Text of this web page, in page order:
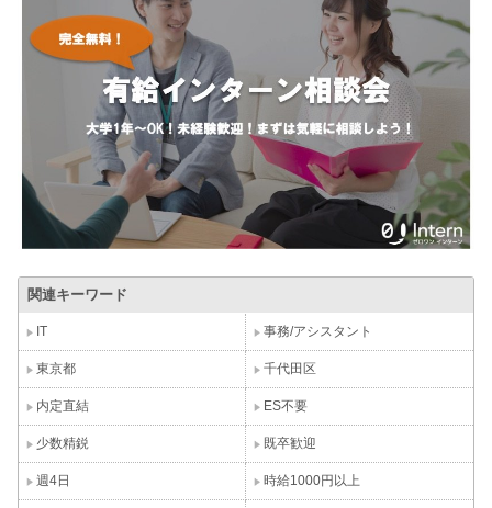
関連キーワード
IT 事務/アシスタント
東京都 千代田区
内定直結 ES不要
少数精鋭 既卒歓迎
週4日 時給1000円以上